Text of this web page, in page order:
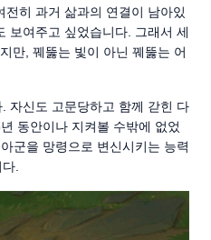
히 과거 삶과의 연결이 남아있
보여주고 싶었습니다. 그래서 세
만, 꿰뚫는 빛이 아닌 꿰뚫는 어
자신도 고문당하고 함께 갇힌 다
동안이나 지켜볼 수밖에 없었
군을 망령으로 변신시키는 능력
.